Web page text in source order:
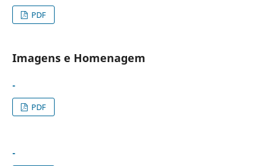
PDF
Imagens e Homenagem
-
PDF
-